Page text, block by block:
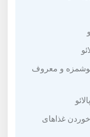
خوشمزه و معروف
غذاهای